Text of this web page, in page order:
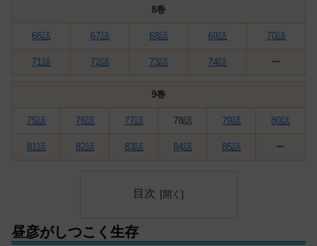
8巻
66話 67話 68話 69話 70話
71話 72話 73話 74話 ー
9巻
75話 76話 77話 78話 79話 80話
81話 82話 83話 84話 85話 ー
目次
昼彦がしつこく生存